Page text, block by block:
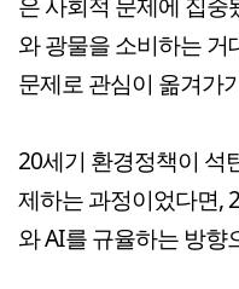
와 광물을 소비하는
문제로 관심이 옮겨가
20세기 환경정책이 석
제하는 과정이었다면,
와 AI를 규율하는 방향